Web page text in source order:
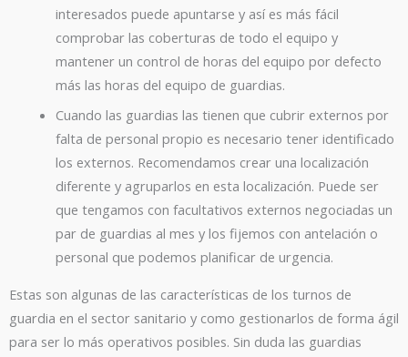
interesados puede apuntarse y así es más fácil
comprobar las coberturas de todo el equipo y
mantener un control de horas del equipo por defecto
más las horas del equipo de guardias.
Cuando las guardias las tienen que cubrir externos por
falta de personal propio es necesario tener identificado
los externos. Recomendamos crear una localización
diferente y agruparlos en esta localización. Puede ser
que tengamos con facultativos externos negociadas un
par de guardias al mes y los fijemos con antelación o
personal que podemos planificar de urgencia.
Estas son algunas de las características de los turnos de
guardia en el sector sanitario y como gestionarlos de forma ágil
para ser lo más operativos posibles. Sin duda las guardias